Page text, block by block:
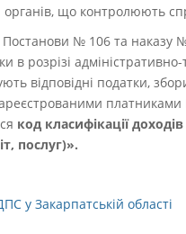
органів, що контролюють
№ 106 та наказу
в розрізі
відповідні податки,
код класифікації
послуг)».
у Закарпатській області